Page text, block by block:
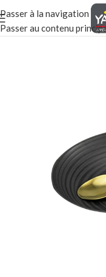
Passer à la navigation
Passer au contenu